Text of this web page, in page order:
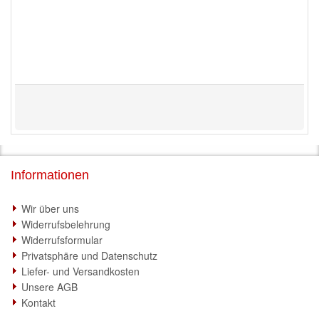
Informationen
Wir über uns
Widerrufsbelehrung
Widerrufsformular
Privatsphäre und Datenschutz
Liefer- und Versandkosten
Unsere AGB
Kontakt